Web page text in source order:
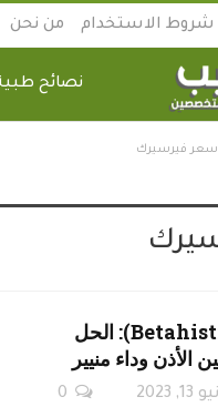
شروط الاستخدام من نحن
نصائح
سعر فيرسيرك
فيرسيرك (Betahistine): الحل
الأذن وداء منيير
2023